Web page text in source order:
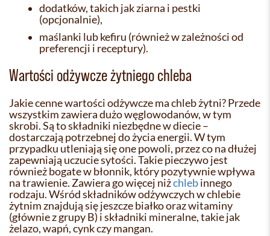
dodatków, takich jak ziarna i pestki
(opcjonalnie),
maślanki lub kefiru (również w zależności od
preferencji i receptury).
Wartości odżywcze żytniego chleba
Jakie cenne wartości odżywcze ma chleb żytni? Przede
wszystkim zawiera dużo węglowodanów, w tym
skrobi. Są to składniki niezbędne w diecie –
dostarczają potrzebnej do życia energii. W tym
przypadku utleniają się one powoli, przez co na dłużej
zapewniają uczucie sytości. Takie pieczywo jest
również bogate w błonnik, który pozytywnie wpływa
na trawienie. Zawiera go więcej niżchlebinnego
rodzaju. Wśród składników odżywczych w chlebie
żytnim znajdują się jeszcze białko oraz witaminy
(głównie z grupy B) i składniki mineralne, takie jak
żelazo, wapń, cynk czy mangan.